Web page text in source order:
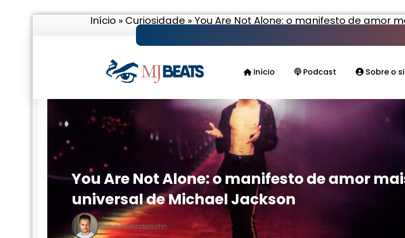
Início
Podcast Sobre o
Início » Curiosidade »You Are Not Alone: o manifesto de amor
You Are Not Alone: o manifesto de amor
universal de Michael Jackson
Richard Mendelsohn